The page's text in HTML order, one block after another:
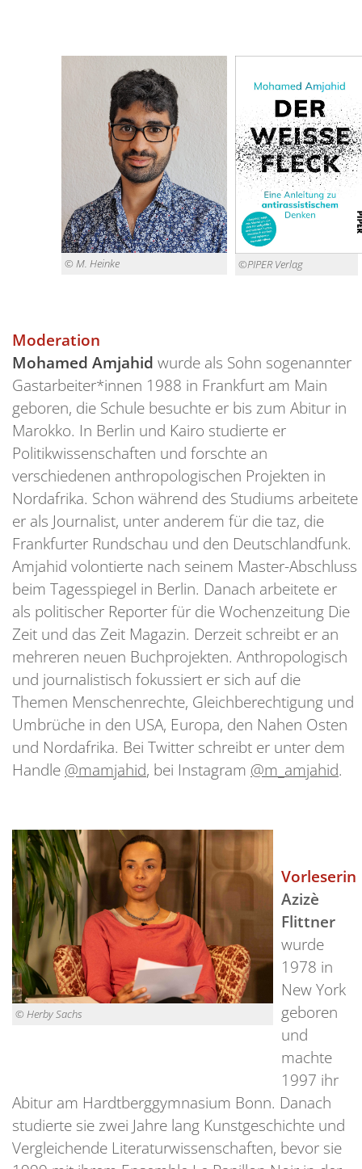
©PIPER Verlag
© M. Heinke
Moderation
Mohamed Amjahid wurde als Sohn sogenannter
Gastarbeiter*innen 1988 in Frankfurt am Main
geboren, die Schule besuchte er bis zum Abitur in
Marokko. In Berlin und Kairo studierte er
Politikwissenschaften und forschte an
verschiedenen anthropologischen Projekten in
Nordafrika. Schon während des Studiums arbeitete
er als Journalist, unter anderem für die taz, die
Frankfurter Rundschau und den Deutschlandfunk.
Amjahid volontierte nach seinem Master-Abschluss
beim Tagesspiegel in Berlin. Danach arbeitete er
als politischer Reporter für die Wochenzeitung Die
Zeit und das Zeit Magazin. Derzeit schreibt er an
mehreren neuen Buchprojekten. Anthropologisch
und journalistisch fokussiert er sich auf die
Themen Menschenrechte, Gleichberechtigung und
Umbrüche in den USA, Europa, den Nahen Osten
und Nordafrika. Bei Twitter schreibt er unter dem
Handle @mamjahid, bei Instagram @m_amjahid.
© Herby Sachs
Vorleserin
Azizè
Flittner
wurde
1978 in
New York
geboren
und
machte
1997 ihr
Abitur am Hardtberggymnasium Bonn. Danach
studierte sie zwei Jahre lang Kunstgeschichte und
Vergleichende Literaturwissenschaften, bevor sie